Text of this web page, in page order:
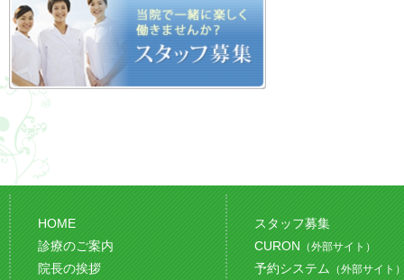
HOME
診療のご案内
院長の挨拶
スタッフ募集
CURON （外部サイト）
予約システム （外部サイト